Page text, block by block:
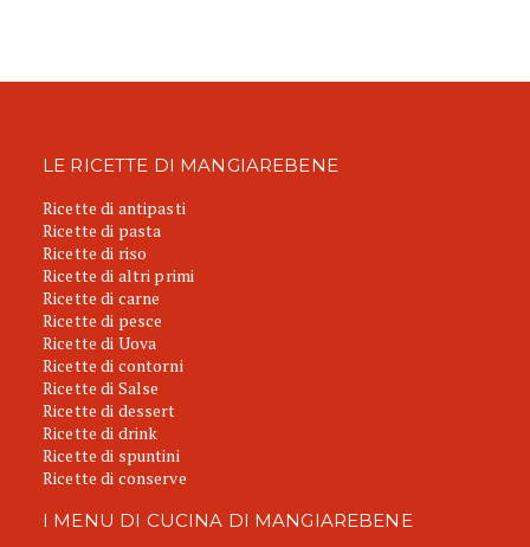
LE RICETTE DI MANGIAREBENE
Ricette di antipasti
Ricette di pasta
Ricette di riso
Ricette di altri primi
Ricette di carne
Ricette di pesce
Ricette di Uova
Ricette di contorni
Ricette di Salse
Ricette di dessert
Ricette di drink
Ricette di spuntini
Ricette di conserve
I MENU DI CUCINA DI MANGIAREBENE